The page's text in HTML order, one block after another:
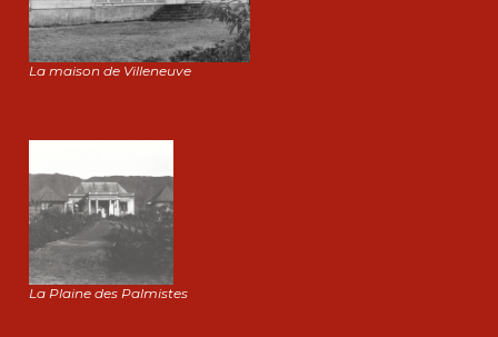
La maison de Villeneuve
La Plaine des Palmistes